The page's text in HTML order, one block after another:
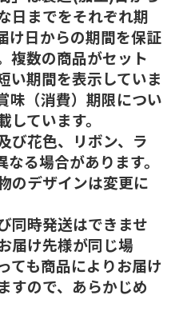
日までをそれぞれ期
け日からの期間を保証
複数の商品がセット
い期間を表示していま
味（消費）期限につい
ています。
び花色、リボン、ラ
る場合があります。
のデザインは変更に
同時発送はできませ
届け先様が同じ場
ても商品によりお届け
すので、あらかじめ